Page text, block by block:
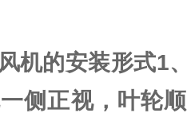
机的安装形式1
侧正视，叶轮